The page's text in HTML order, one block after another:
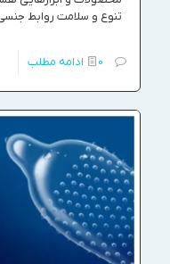
تنوع و سلامت روابط
0 ادامه مطلب